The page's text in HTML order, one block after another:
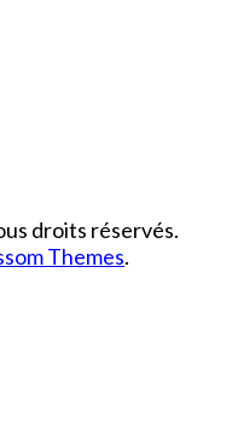
droits réservés.
Themes.